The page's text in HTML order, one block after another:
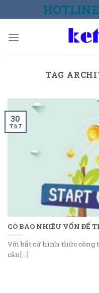
to
TAG
CÓ BAO NHIÊU VỐN ĐỂ
Với bất cứ hình thức công
cần[...]
30
Th7